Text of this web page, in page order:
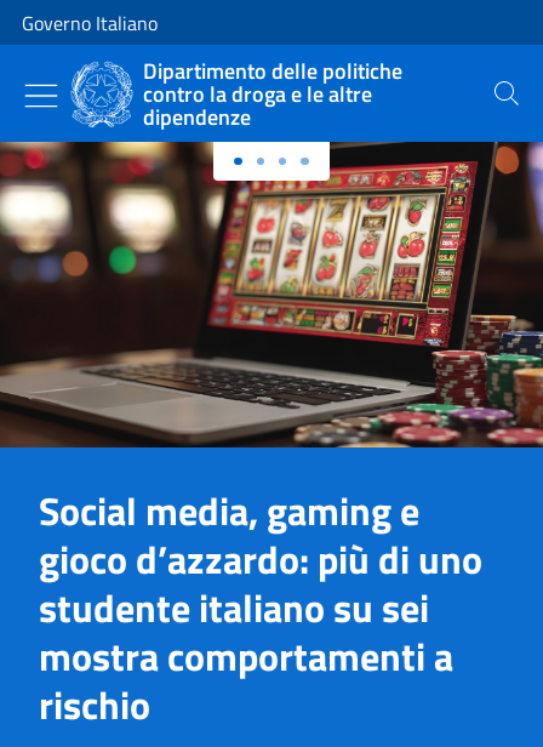
Vai al contenuto
Vai alla navigazione del sito
Governo Italiano
Dipartimento delle politiche
contro la droga e le altre
dipendenze Cerca
Primo piano
Social media, gaming e
gioco d’azzardo: più di uno
studente italiano su sei
mostra comportamenti a
rischio